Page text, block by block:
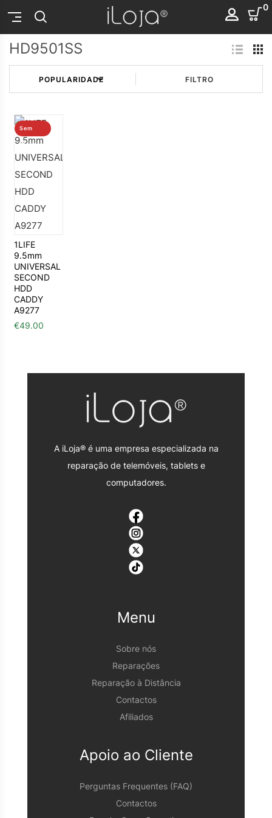
0
HD9501SS
FILTRO
Sem
stock
1LIFE
9.5mm
UNIVERSAL
SECOND
HDD
CADDY
A9277
€49.00
A iLoja® é uma empresa especializada na
reparação de telemóveis, tablets e
computadores.
Menu
Sobre nós
Reparações
Reparação à Distância
Contactos
Afiliados
Apoio ao Cliente
Perguntas Frequentes (FAQ)
Contactos